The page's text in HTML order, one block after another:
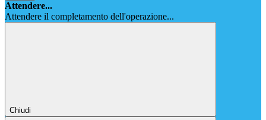
Attendere...
Attendere il completamento dell'operazione...
Chiudi